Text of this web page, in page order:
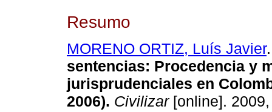
Resumo
MORENO ORTIZ, Luís Javier.
sentencias: Procedencia y
jurisprudenciales en
2006). Civilizar[online].